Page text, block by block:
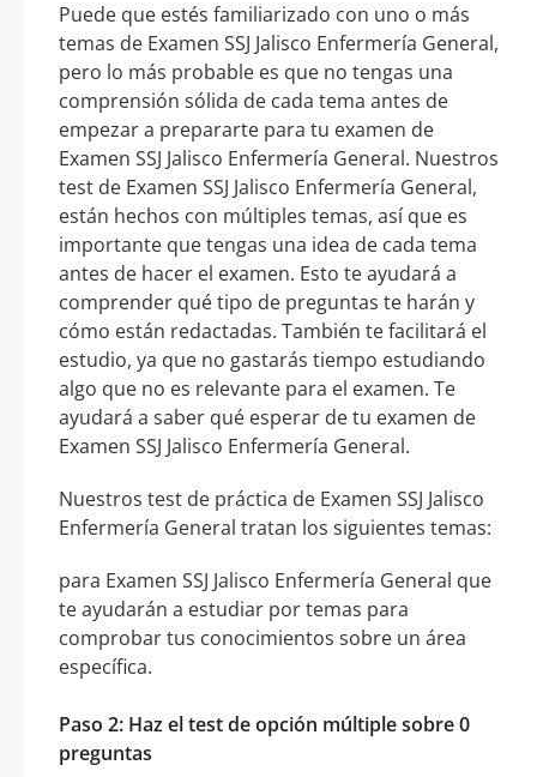
Puede que estés familiarizado con uno o más
temas de Examen SSJ Jalisco Enfermería General,
pero lo más probable es que no tengas una
comprensión sólida de cada tema antes de
empezar a prepararte para tu examen de
Examen SSJ Jalisco Enfermería General. Nuestros
test de Examen SSJ Jalisco Enfermería General,
están hechos con múltiples temas, así que es
importante que tengas una idea de cada tema
antes de hacer el examen. Esto te ayudará a
comprender qué tipo de preguntas te harán y
cómo están redactadas. También te facilitará el
estudio, ya que no gastarás tiempo estudiando
algo que no es relevante para el examen. Te
ayudará a saber qué esperar de tu examen de
Examen SSJ Jalisco Enfermería General.
Nuestros test de práctica de Examen SSJ Jalisco
Enfermería General tratan los siguientes temas:
para Examen SSJ Jalisco Enfermería General que
te ayudarán a estudiar por temas para
comprobar tus conocimientos sobre un área
específica.
Paso 2: Haz el test de opción múltiple sobre 0
preguntas